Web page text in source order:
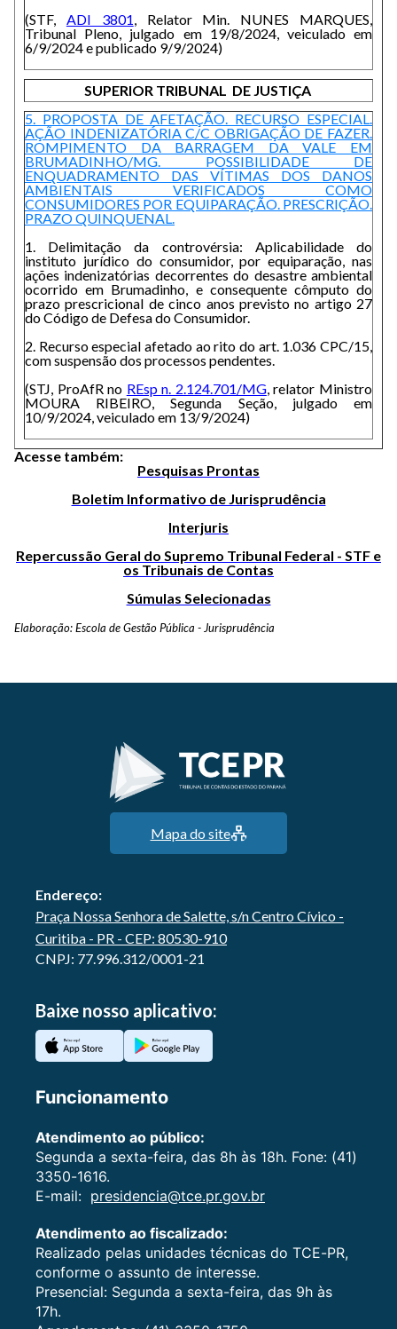
(STF, ADI 3801, Relator Min. NUNES MARQUES,
Tribunal Pleno, julgado em 19/8/2024, veiculado em
6/9/2024 e publicado 9/9/2024)
SUPERIOR TRIBUNAL DE JUSTIÇA
5. PROPOSTA DE AFETAÇÃO. RECURSO ESPECIAL.
AÇÃO INDENIZATÓRIA C/C OBRIGAÇÃO DE FAZER.
ROMPIMENTO DA BARRAGEM DA VALE EM
BRUMADINHO/MG. POSSIBILIDADE DE
ENQUADRAMENTO DAS VÍTIMAS DOS DANOS
AMBIENTAIS VERIFICADOS COMO
CONSUMIDORES POR EQUIPARAÇÃO. PRESCRIÇÃO.
PRAZO QUINQUENAL.
1. Delimitação da controvérsia: Aplicabilidade do
instituto jurídico do consumidor, por equiparação, nas
ações indenizatórias decorrentes do desastre ambiental
ocorrido em Brumadinho, e consequente cômputo do
prazo prescricional de cinco anos previsto no artigo 27
do Código de Defesa do Consumidor.
2. Recurso especial afetado ao rito do art. 1.036 CPC/15,
com suspensão dos processos pendentes.
(STJ, ProAfR no REsp n. 2.124.701/MG, relator Ministro
MOURA RIBEIRO, Segunda Seção, julgado em
10/9/2024, veiculado em 13/9/2024)
Acesse também:
Pesquisas Prontas
Boletim Informativo de Jurisprudência
Interjuris
Repercussão Geral do Supremo Tribunal Federal - STF e
os Tribunais de Contas
Súmulas Selecionadas
Elaboração: Escola de Gestão Pública - Jurisprudência
Mapa do site
Endereço:
Praça Nossa Senhora de Salette, s/n Centro Cívico -
Curitiba - PR - CEP: 80530-910
CNPJ: 77.996.312/0001-21
Baixe nosso aplicativo:
Funcionamento
Atendimento ao público:
Segunda a sexta-feira, das 8h às 18h. Fone: (41)
3350-1616.
E-mail: presidencia@tce.pr.gov.br
Atendimento ao fiscalizado:
Realizado pelas unidades técnicas do TCE-PR,
conforme o assunto de interesse.
Presencial: Segunda a sexta-feira, das 9h às
17h.